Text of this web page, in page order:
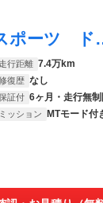
３シリーズ ３２０ｄ ｘＤｒｉｖｅツーリング Ｍスポーツ ドライビング
走行距離 7.4万km
復歴 なし
証付 6ヶ月・走行無
ミッション MTモード付